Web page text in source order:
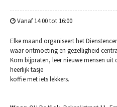
Vanaf 14:00 tot 16:00
Elke maand organiseert het
waar ontmoeting en gezelligheid
Kom bijpraten, leer nieuwe mensen uit
heerlijk tasje
koffie met iets lekkers.